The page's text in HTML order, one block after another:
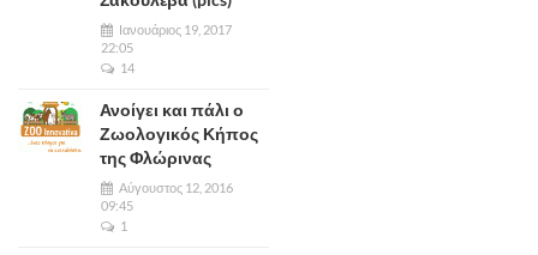
Ιανουάριος 19, 2017
22:05
14
Ανοίγει και πάλι ο
Ζωολογικός Κήπος
της Φλώρινας
Αύγουστος 12, 2016
09:45
1